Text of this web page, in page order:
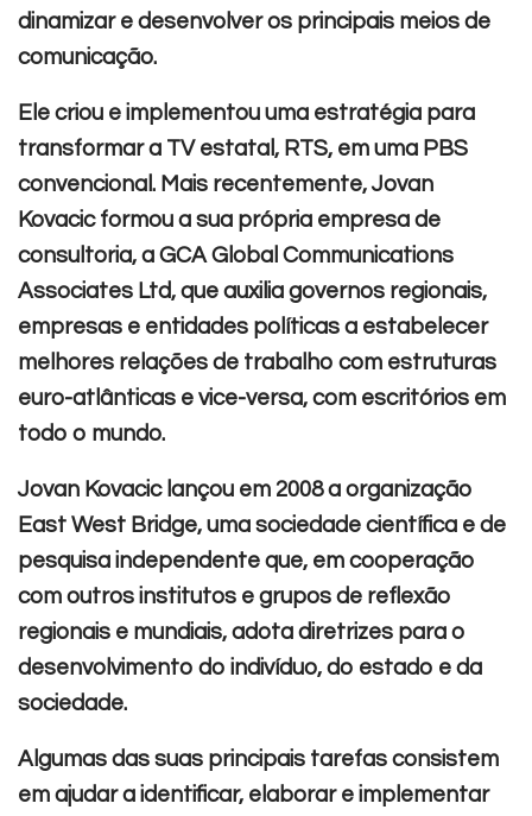
dinamizar e desenvolver os principais meios de
comunicação.
Ele criou e implementou uma estratégia para
transformar a TV estatal, RTS, em uma PBS
convencional. Mais recentemente, Jovan
Kovacic formou a sua própria empresa de
consultoria, a GCA Global Communications
Associates Ltd, que auxilia governos regionais,
empresas e entidades políticas a estabelecer
melhores relações de trabalho com estruturas
euro-atlânticas e vice-versa, com escritórios em
todo o mundo.
Jovan Kovacic lançou em 2008 a organização
East West Bridge, uma sociedade científica e de
pesquisa independente que, em cooperação
com outros institutos e grupos de reflexão
regionais e mundiais, adota diretrizes para o
desenvolvimento do indivíduo, do estado e da
sociedade.
Algumas das suas principais tarefas consistem
em ajudar a identificar, elaborar e implementar